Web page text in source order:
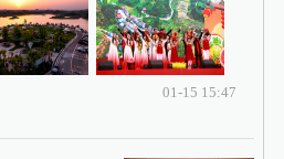
01-15 15:47